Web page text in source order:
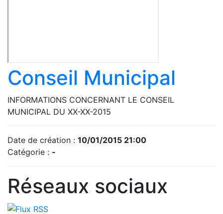
Conseil Municipal
INFORMATIONS CONCERNANT LE CONSEIL
MUNICIPAL DU XX-XX-2015
Date de création : 10/01/2015 21:00
Catégorie : -
Réseaux sociaux